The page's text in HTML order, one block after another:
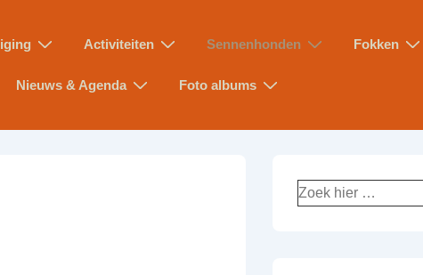
Activiteiten Sennenhonden Fokken
Nieuws & Agenda Foto albums